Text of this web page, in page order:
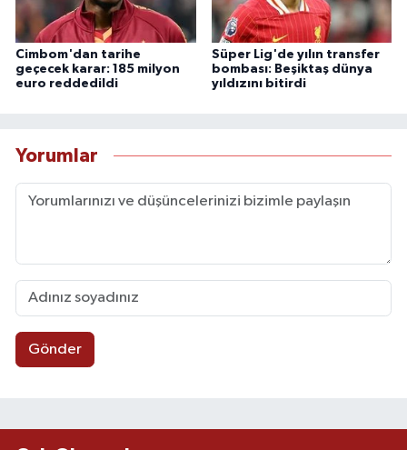
Cimbom'dan tarihe
geçecek karar: 185 milyon
euro reddedildi
Süper Lig'de yılın transfer
bombası: Beşiktaş dünya
yıldızını bitirdi
Yorumlar
Gönder